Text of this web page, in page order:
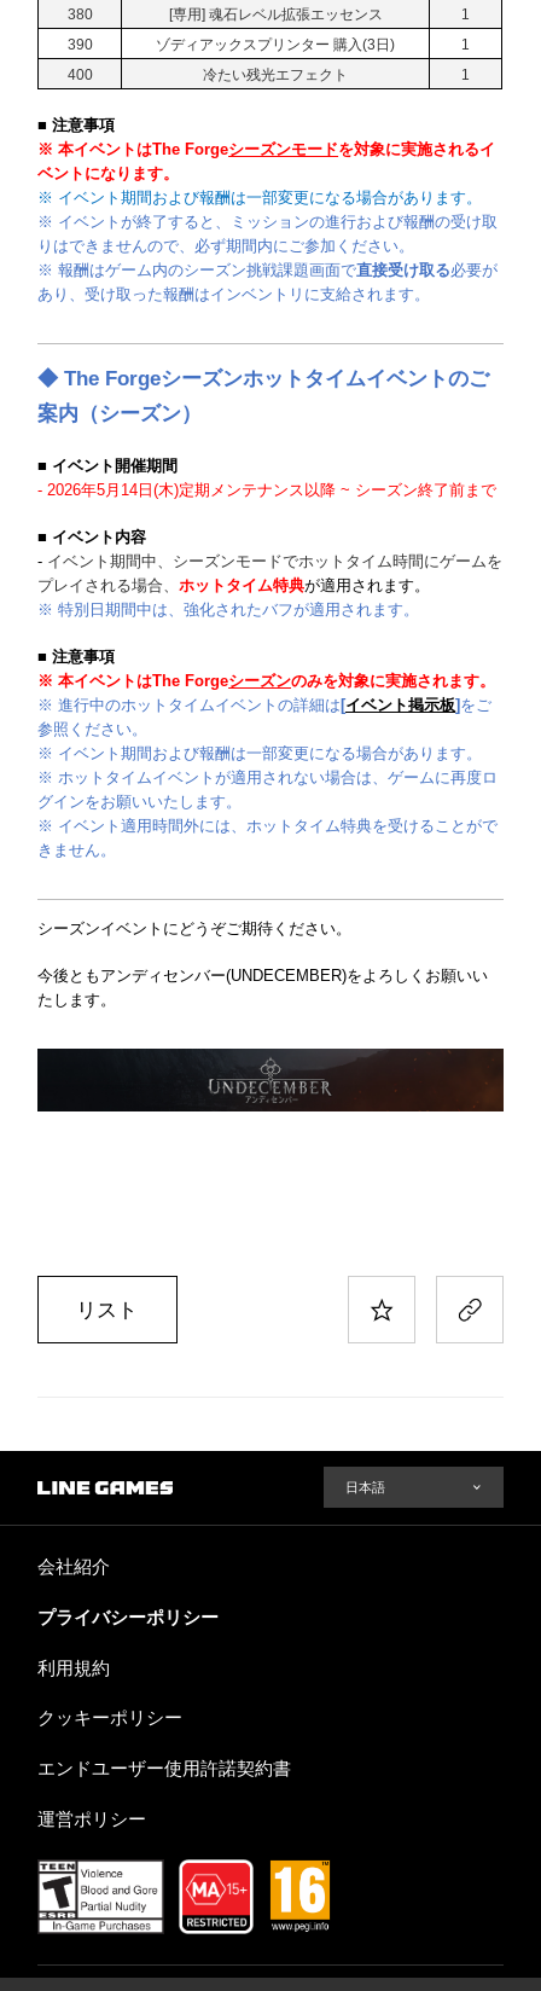
380
[専用] 魂石レベル拡張エッセンス
1
390
ゾディアックスプリンター 購入(3日)
1
400
冷たい残光エフェクト 1
■ 注意事項
※ 本イベントはThe Forgeシーズンモードを対象に実施されるイ
ベントになります。
※ イベント期間および報酬は一部変更になる場合があります。
※ イベントが終了すると、ミッションの進行および報酬の受け取
りはできませんので、必ず期間内にご参加ください。
※ 報酬はゲーム内のシーズン挑戦課題画面で直接受け取る必要が
あり、受け取った報酬はインベントリに支給されます。
◆The Forgeシーズンホットタイムイベントのご
案内（シーズン）
■ イベント開催期間
- 2026年5月14日(木)定期メンテナンス以降 ~ シーズン終了前まで
■ イベント内容
- イベント期間中、シーズンモードでホットタイム時間にゲームを
プレイされる場合、ホットタイム特典が適用されます。
※ 特別日期間中は、強化されたバフが適用されます。
■ 注意事項
※ 本イベントはThe Forgeシーズンのみを対象に実施されます。
※ 進行中のホットタイムイベントの詳細は [イベント掲示板] をご
参照ください。
※ イベント期間および報酬は一部変更になる場合があります。
※ ホットタイムイベントが適用されない場合は、ゲームに再度ロ
グインをお願いいたします。
※ イベント適用時間外には、ホットタイム特典を受けることがで
きません。
シーズンイベントにどうぞご期待ください。
今後ともアンディセンバー(UNDECEMBER)をよろしくお願いい
たします。
リスト
会社紹介
プライバシーポリシー
利用規約
クッキーポリシー
エンドユーザー使用許諾契約書
運営ポリシー